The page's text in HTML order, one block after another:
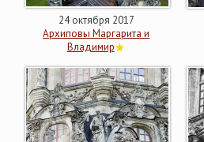
24 октября 2017
Архиповы Маргарита и
Владимир